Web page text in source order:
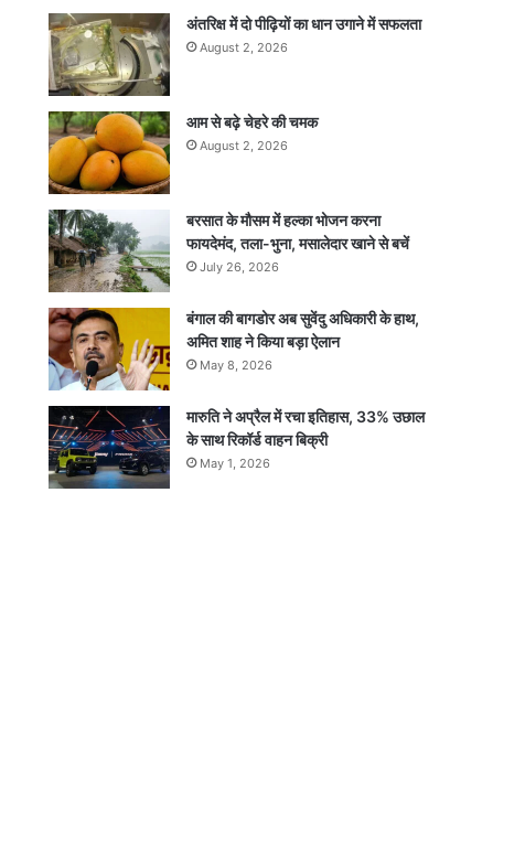
अंतरिक्ष में दो पीढ़ियों का धान उगाने में सफलता
August 2, 2026
आम से बढ़े चेहरे की चमक
August 2, 2026
बरसात के मौसम में हल्का भोजन करना
फायदेमंद, तला-भुना, मसालेदार खाने से बचें
July 26, 2026
बंगाल की बागडोर अब सुवेंदु अधिकारी के हाथ,
अमित शाह ने किया बड़ा ऐलान
May 8, 2026
मारुति ने अप्रैल में रचा इतिहास, 33% उछाल
के साथ रिकॉर्ड वाहन बिक्री
May 1, 2026